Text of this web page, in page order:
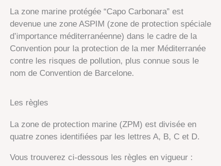
La zone marine protégée “Capo Carbonara” est
devenue une zone ASPIM (zone de protection spéciale
d’importance méditerranéenne) dans le cadre de la
Convention pour la protection de la mer Méditerranée
contre les risques de pollution, plus connue sous le
nom de Convention de Barcelone.
Les règles
La zone de protection marine (ZPM) est divisée en
quatre zones identifiées par les lettres A, B, C et D.
Vous trouverez ci-dessous les règles en vigueur :